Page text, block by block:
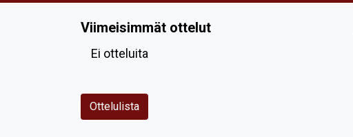
Viimeisimmät ottelut
Ei otteluita
Ottelulista